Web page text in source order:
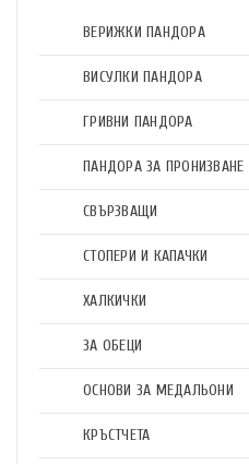
ВЕРИЖКИ ПАНДОРА
ВИСУЛКИ ПАНДОРА
ГРИВНИ ПАНДОРА
ПАНДОРА ЗА ПРОНИЗВАНЕ
СВЪРЗВАЩИ
СТОПЕРИ И КАПАЧКИ
ХАЛКИЧКИ
ЗА ОБЕЦИ
ОСНОВИ ЗА МЕДАЛЬОНИ
КРЪСТЧЕТА